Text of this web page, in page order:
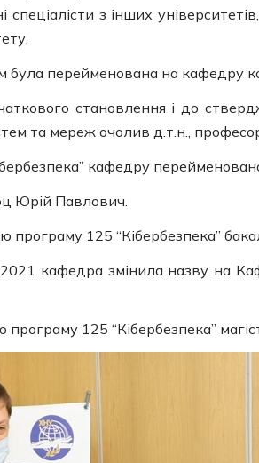
спеціалісти з інших
перейменована на кафедру
становлення і до
та мереж очолив д.т.н.,
кафедру
Юрій Павлович.
125 “Кібербезпека”
2021 кафедра змінила назву на
125 “Кібербезпека”